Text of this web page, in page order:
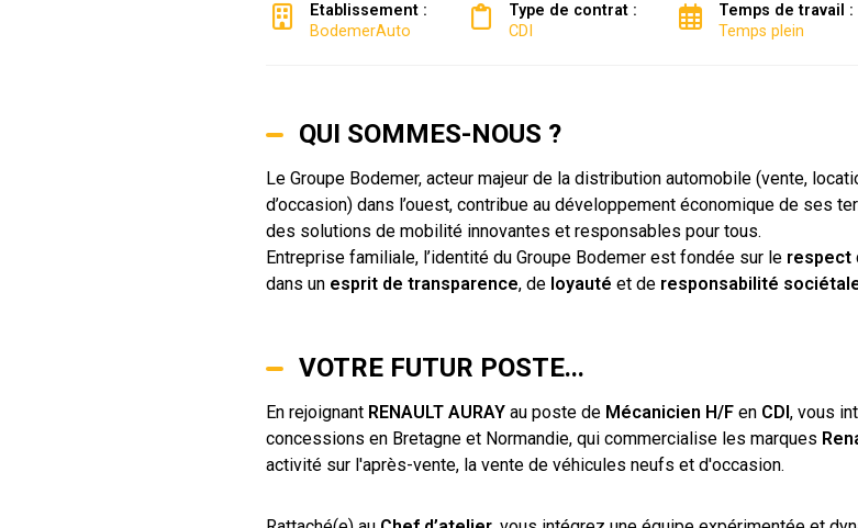
Etablissement :
BodemerAuto
Type de contrat :
CDI
Temps de travail :
Temps plein
QUI SOMMES-NOUS ?
Le Groupe Bodemer, acteur majeur de la distribution automobile (vente,
d’occasion) dans l’ouest, contribue au développement économique de ses
des solutions de mobilité innovantes et responsables pour tous.
Entreprise familiale, l’identité du Groupe Bodemer est fondée sur le respect
dans unesprit de transparence, de loyauté et de responsabilité
VOTRE FUTUR POSTE...
En rejoignantRENAULT AURAYau poste deMécanicien H/FenCDI, vous
concessions en Bretagne et Normandie, qui commercialise les marques
activité sur l'après-vente, la vente de véhicules neufs et d'occasion.